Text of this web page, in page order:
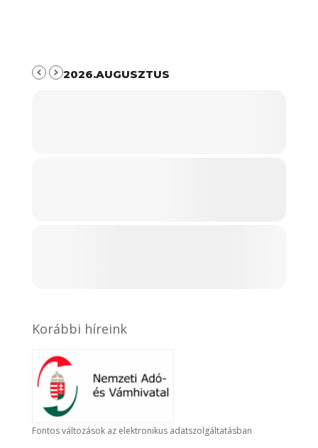
2026.AUGUSZTUS
Korábbi híreink
Fontos változások az elektronikus adatszolgáltatásban